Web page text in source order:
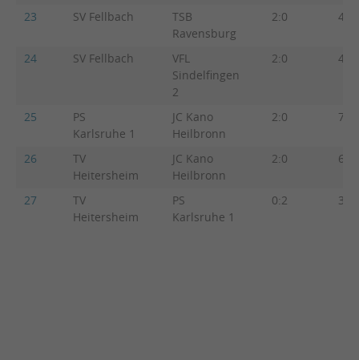
23 SV Fellbach
TSB
Ravensburg
2:0 4:3
24 SV Fellbach
VFL
Sindelfingen
2
2:0 4:3
25
PS
Karlsruhe 1
JC Kano
Heilbronn
2:0 7:0
26
TV
Heitersheim
JC Kano
Heilbronn
2:0 6:1
27
TV
Heitersheim
PS
Karlsruhe 1
0:2 3:4